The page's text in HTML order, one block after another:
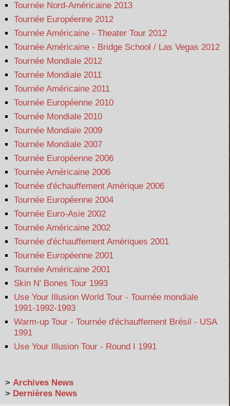
Tournée Nord-Américaine 2013
Tournée Européenne 2012
Tournée Américaine - Theater Tour 2012
Tournée Américaine - Bridge School / Las Vegas 2012
Tournée Mondiale 2012
Tournée Mondiale 2011
Tournée Américaine 2011
Tournée Européenne 2010
Tournée Mondiale 2010
Tournée Mondiale 2009
Tournée Mondiale 2007
Tournée Européenne 2006
Tournée Américaine 2006
Tournée d'échauffement Amérique 2006
Tournée Européenne 2004
Tournée Euro-Asie 2002
Tournée Américaine 2002
Tournée d'échauffement Amériques 2001
Tournée Européenne 2001
Tournée Américaine 2001
Skin N' Bones Tour 1993
Use Your Illusion World Tour - Tournée mondiale
1991-1992-1993
Warm-up Tour - Tournée d'échauffement Brésil - USA
1991
Use Your Illusion Tour - Round I 1991
> Archives News
> Dernières News